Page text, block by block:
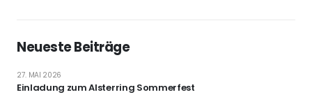
Neueste Beiträge
Einladung zum Alsterring Sommerfest
27. MAI 2026